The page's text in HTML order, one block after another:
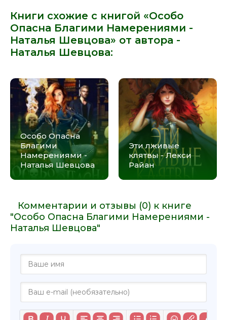
Книги схожие с книгой «Особо
Опасна Благими Намерениями -
Наталья Шевцова» от автора -
Наталья Шевцова:
Особо Опасна
Благими
Намерениями -
Наталья Шевцова
Эти лживые
клятвы - Лекси
Райан
Комментарии и отзывы (0) к книге
"Особо Опасна Благими Намерениями -
Наталья Шевцова"